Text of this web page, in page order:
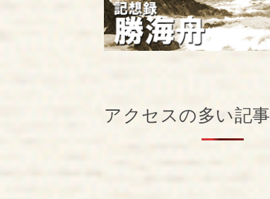
アクセスの多い記事